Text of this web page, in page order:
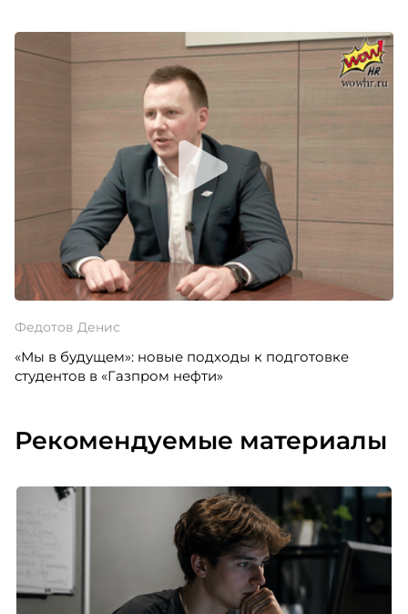
Федотов Денис
«Мы в будущем»: новые подходы к подготовке
студентов в «Газпром нефти»
Рекомендуемые материалы